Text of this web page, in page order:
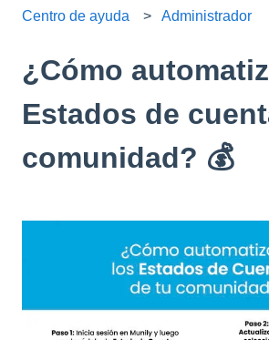
Centro de ayuda Administrador
¿Cómo
Estados de
comunidad? 💰